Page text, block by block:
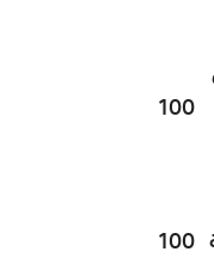
100
100